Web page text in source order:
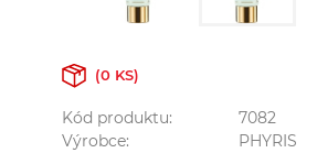
(0 KS)
Kód produktu:
7082
Výrobce:
PHYRIS